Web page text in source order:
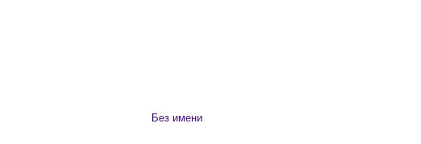
Без имени